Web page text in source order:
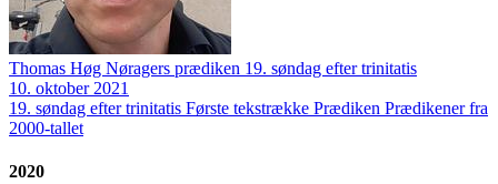
Thomas Høg Nøragers prædiken 19. søndag efter trinitatis
10. oktober 2021
19. søndag efter trinitatis Første tekstrække Prædiken Prædikener fra
2000-tallet
2020